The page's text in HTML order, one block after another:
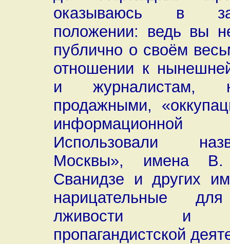
оказываюсь в
положении: ведь вы
публично о своём
отношении к
и журналистам,
продажными,
Использовали
Москвы», имена
Сванидзе и других
нарицательные
лживости и
пропагандистской